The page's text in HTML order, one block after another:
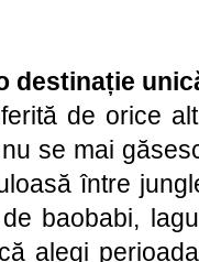
destinație
de orice
se mai
între
baobabi,
alegi